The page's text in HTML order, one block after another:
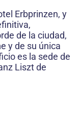
Erbprinzen, y
de la ciudad,
y de su única
es la sede de
Liszt de